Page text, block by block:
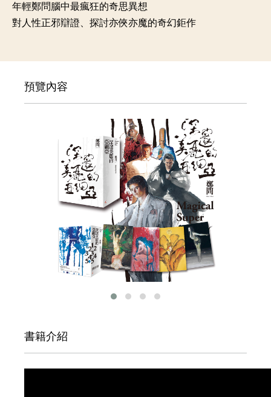
年輕鄭問腦中最瘋狂的奇思異想
對人性正邪辯證、探討亦俠亦魔的奇幻鉅作
預覽內容
書籍介紹